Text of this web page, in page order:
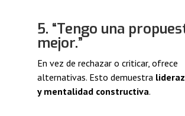
5. “Tengo una
mejor.”
En vez de rechazar o criticar, ofrece
alternativas. Esto demuestra
y mentalidad constructiva.